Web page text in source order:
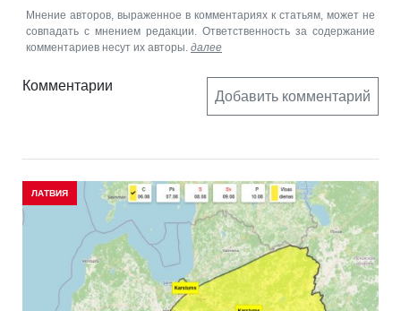
Мнение авторов, выраженное в комментариях к статьям, может не
совпадать с мнением редакции. Ответственность за содержание
комментариев несут их авторы. далее
Комментарии
Добавить комментарий
ЛАТВИЯ